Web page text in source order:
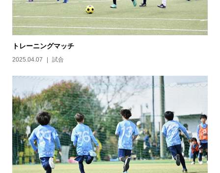
トレーニングマッチ
2025.04.07 試合